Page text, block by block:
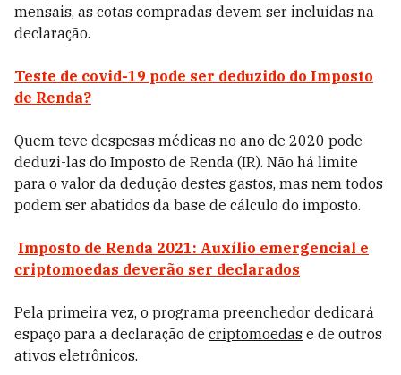
mensais, as cotas compradas devem ser incluídas na
declaração.
Teste de covid-19 pode ser deduzido do Imposto
de Renda?
Quem teve despesas médicas no ano de 2020 pode
deduzi-las do Imposto de Renda (IR). Não há limite
para o valor da dedução destes gastos, mas nem todos
podem ser abatidos da base de cálculo do imposto.
Imposto de Renda 2021: Auxílio emergencial e
criptomoedas deverão ser declarados
Pela primeira vez, o programa preenchedor dedicará
espaço para a declaração de criptomoedas e de outros
ativos eletrônicos.